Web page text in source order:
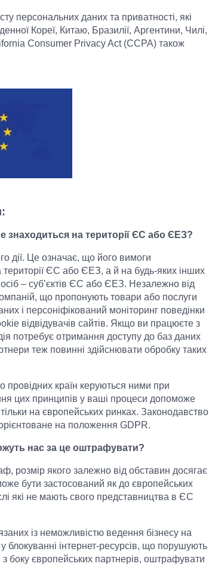
персональних даних та приватності, які
Кореї, Китаю, Бразилії, Аргентини, Чилі,
Consumer Privacy Act (CCPA) також
знаходиться на території ЄС або ЄЕЗ?
дії. Це означає, що його вимоги
ЄС або ЄЕЗ, а й на будь-яких інших
– суб’єктів ЄС або ЄЕЗ. Незалежно від
що пропонують товари або послуги
і персоніфікований моніторинг поведінки
відвідувачів сайтів. Якщо ви працюєте з
потребує отримання доступу до баз даних
теж повинні здійснювати обробку таких
провідних країн керуються ними при
цих принципів у ваші процеси допоможе
на європейських ринках. Законодавство
на положення GDPR.
нас за це оштрафувати?
розмір якого залежно від обставин досягає
бути застосований як до європейських
які не мають свого представництва в ЄС
із неможливістю ведення бізнесу на
блокуванні інтернет-ресурсів, що порушують
з боку європейських партнерів, оштрафувати